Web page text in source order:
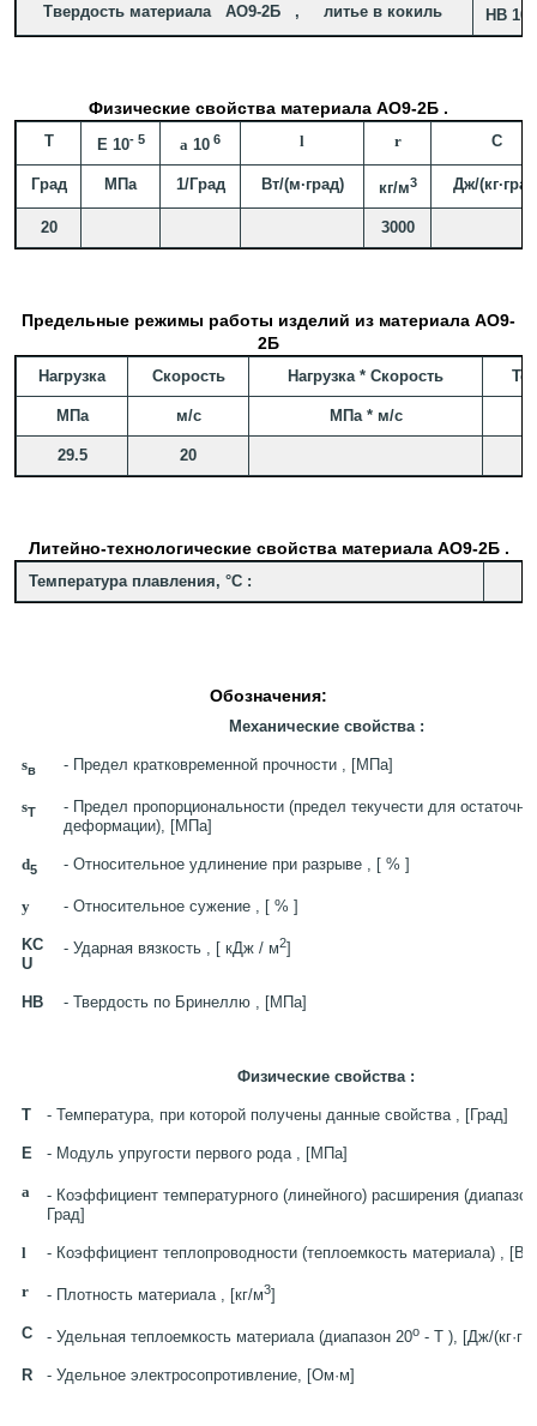
Твердость материала АО9-2Б , литье в кокиль HB 10
Физические свойства материала АО9-2Б .
T E 10- 5 a 10 6 l r C
Град МПа 1/Град Вт/(м·град) кг/м3 Дж/
20 3000
Предельные режимы работы изделий из материала АО9-
2Б
Нагрузка Скорость Нагрузка * Скорость
МПа м/с МПа * м/с
29.5 20
Литейно-технологические свойства материала АО9-2Б .
Температура плавления, °C :
Обозначения:
Механические свойства :
sв - Предел кратковременной прочности , [МПа]
sT
- Предел пропорциональности (предел текучести для
деформации), [МПа]
d5 - Относительное удлинение при разрыве , [ % ]
y - Относительное сужение , [ % ]
KC
U
- Ударная вязкость , [ кДж / м2]
HB - Твердость по Бринеллю , [МПа]
Физические свойства :
T - Температура, при которой получены данные свойства , [Град]
E - Модуль упругости первого рода , [МПа]
a
- Коэффициент температурного (линейного) расширения
Град]
l - Коэффициент теплопроводности (теплоемкость материала) , [Вт/
r - Плотность материала , [кг/м3]
C - Удельная теплоемкость материала (диапазон 20o - T ), [Дж/
R - Удельное электросопротивление, [Ом·м]